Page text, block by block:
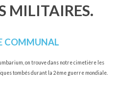
MILITAIRES.
COMMUNAL
on trouve dans notre cimetière les
tombés durant la 2ème guerre mondiale.